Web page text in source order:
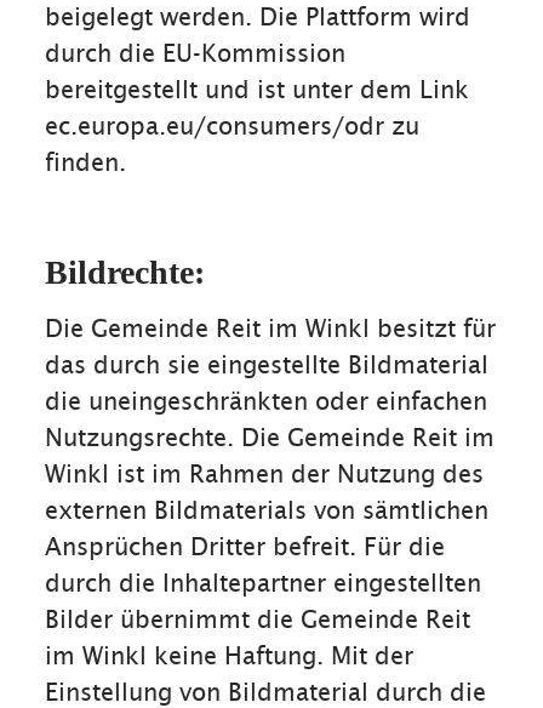
beigelegt werden. Die Plattform wird
durch die EU-Kommission
bereitgestellt und ist unter dem Link
ec.europa.eu/consumers/odr zu
finden.
Bildrechte:
Die Gemeinde Reit im Winkl besitzt für
das durch sie eingestellte Bildmaterial
die uneingeschränkten oder einfachen
Nutzungsrechte. Die Gemeinde Reit im
Winkl ist im Rahmen der Nutzung des
externen Bildmaterials von sämtlichen
Ansprüchen Dritter befreit. Für die
durch die Inhaltepartner eingestellten
Bilder übernimmt die Gemeinde Reit
im Winkl keine Haftung. Mit der
Einstellung von Bildmaterial durch die